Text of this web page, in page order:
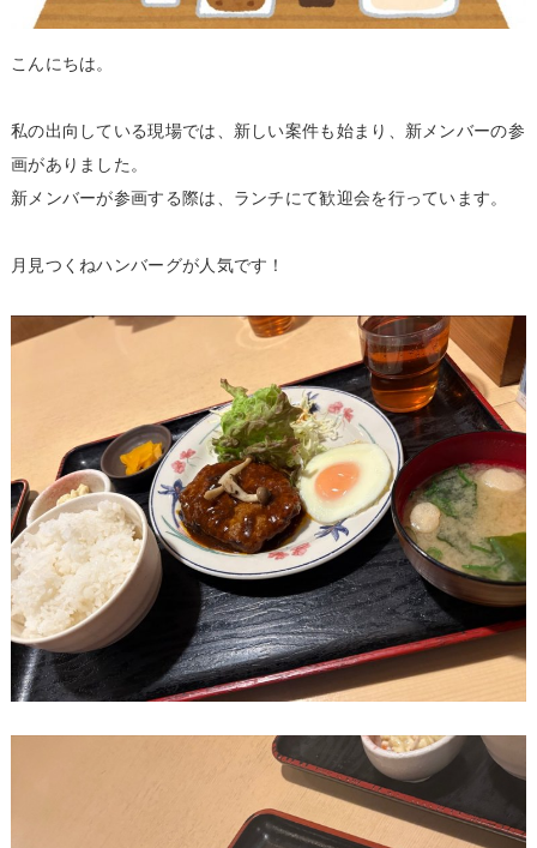
こんにちは。
私の出向している現場では、新しい案件も始まり、新メンバーの参
画がありました。
新メンバーが参画する際は、ランチにて歓迎会を行っています。
月見つくねハンバーグが人気です！